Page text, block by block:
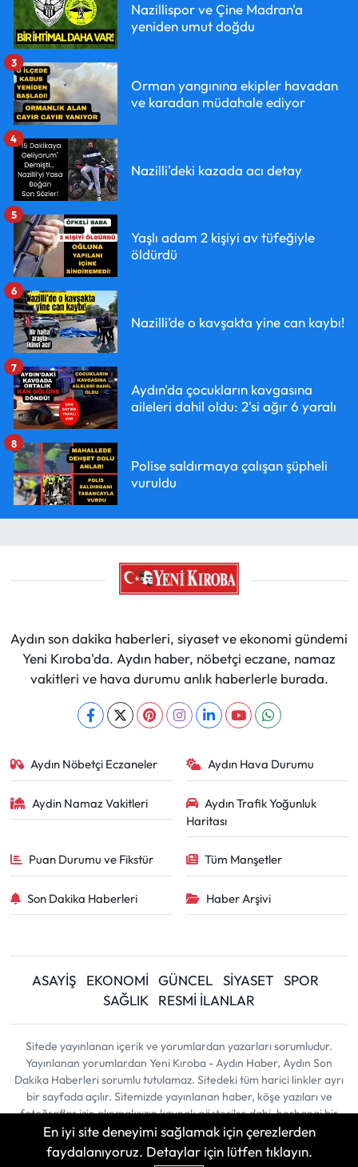
Nazillispor ve Çine Madran'a
yeniden umut doğdu
Orman yangınına ekipler havadan
ve karadan müdahale ediyor
3
Nazilli'deki kazada acı detay
4
Yaşlı adam 2 kişiyi av tüfeğiyle
öldürdü
5
Nazilli’de o kavşakta yine can kaybı!
6
Aydın'da çocukların kavgasına
aileleri dahil oldu: 2'si ağır 6 yaralı
7
Polise saldırmaya çalışan şüpheli
vuruldu
8
Aydın son dakika haberleri, siyaset ve ekonomi gündemi
Yeni Kıroba'da. Aydın haber, nöbetçi eczane, namaz
vakitleri ve hava durumu anlık haberlerle burada.
Aydın Nöbetçi Eczaneler Aydın Hava Durumu
Aydin Namaz Vakitleri
Aydın Trafik Yoğunluk
Haritası
Puan Durumu ve Fikstür Tüm Manşetler
Son Dakika Haberleri Haber Arşivi
ASAYİŞ EKONOMİ GÜNCEL SİYASET
SPOR
SAĞLIK
RESMİ İLANLAR
Sitede yayınlanan içerik ve yorumlardan yazarları sorumludur.
Yayınlanan yorumlardan Yeni Kıroba - Aydın Haber, Aydın Son
Dakika Haberleri sorumlu tutulamaz. Sitedeki tüm harici linkler ayrı
bir sayfada açılır. Sitemizde yayınlanan haber, köşe yazıları ve
fotoğraflar izin alınmaksızın kaynak gösterilse dahi, herhangi bir
ortamda kullanılamaz ve yayınlanamaz
En iyi site deneyimi sağlamak için çerezlerden
faydalanıyoruz. Detaylar için lütfen tıklayın.